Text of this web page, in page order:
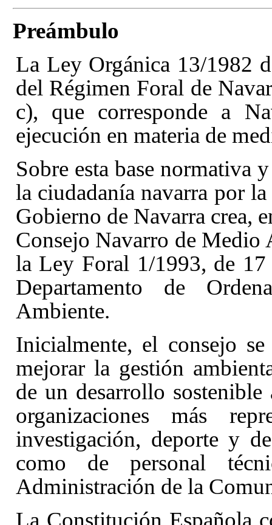
Preámbulo
La Ley Orgánica 13/1982
del Régimen Foral de
c), que corresponde a
ejecución en materia de
Sobre esta base normativa
la ciudadanía navarra por
Gobierno de Navarra crea,
Consejo Navarro de
la Ley Foral 1/1993, de 17
Departamento de
Ambiente.
Inicialmente, el consejo
mejorar la gestión
de un desarrollo
organizaciones más
investigación, deporte y
como de personal
Administración de la